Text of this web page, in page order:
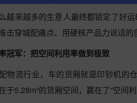
越来越多的生意人最终都锁定了好
击穿城配痛点、用硬核产品力说话的
冠军：把空间利用率做到极致
物流行业，车的货厢就是印钞机的
于5.28m³的货厢空间，赢在了“空间